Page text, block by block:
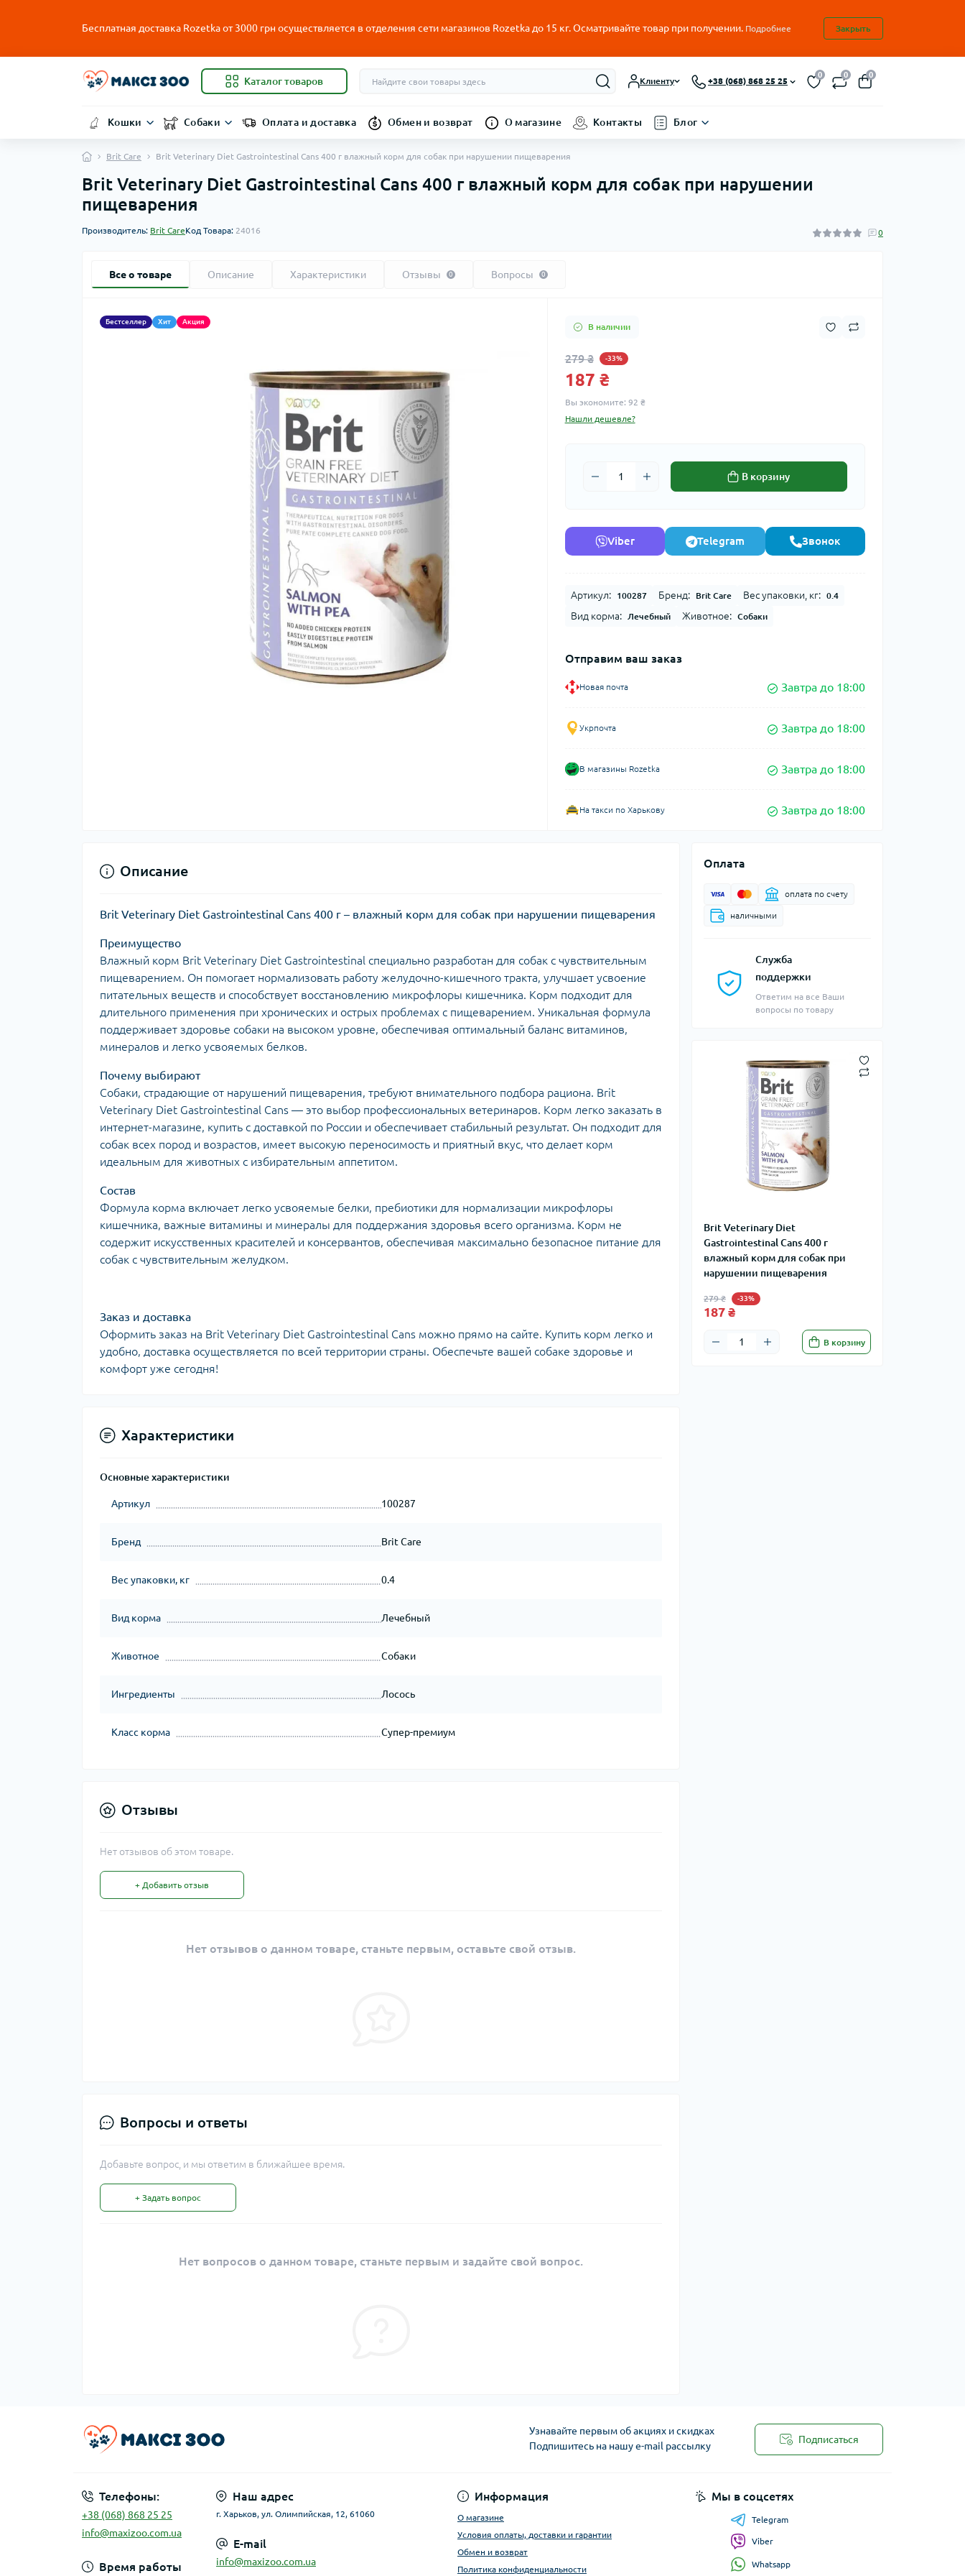
Бесплатная доставка Rozetka от3000 грн осуществляется в отделения сети магазинов Rozetka до 15 кг. Осматривайте товар при получении. Подробнее Закрыть
Каталог товаров Клиенту +38 (068) 868 25 25
0 0 0
Кошки Собаки Оплата и доставка Обмен и возврат О магазине Контакты Блог
Brit Care Brit Veterinary Diet Gastrointestinal Cans 400 г влажный корм для собак при нарушении пищеварения
Brit Veterinary Diet Gastrointestinal Cans 400 г влажный корм для собак при нарушении
пищеварения
Производитель: Brit CareКод Товара: 24016 0
Все о товаре Описание Характеристики Отзывы 0 Вопросы 0
Бестселлер Хит Акция
В наличии
279 ₴ -33%
187 ₴
Вы экономите: 92 ₴
Нашли дешевле?
В корзину
Viber Telegram Звонок
Артикул: 100287 Бренд: Brit Care Вес упаковки, кг: 0.4
Вид корма: Лечебный Животное: Собаки
Отправим ваш заказ
Новая почта Завтра до 18:00
Укрпочта Завтра до 18:00
В магазины Rozetka Завтра до 18:00
На такси по Харькову Завтра до 18:00
Оплата
оплата по счету
наличными
Служба
поддержки
Ответим на все Ваши
вопросы по товару
Brit Veterinary Diet
Gastrointestinal Cans 400 г
влажный корм для собак при
нарушении пищеварения
279 ₴ -33%
187 ₴
В корзину
Описание
Brit Veterinary Diet Gastrointestinal Cans 400 г – влажный корм для собак при нарушении пищеварения
Преимущество
Влажный корм Brit Veterinary Diet Gastrointestinal специально разработан для собак с чувствительным
пищеварением. Он помогает нормализовать работу желудочно-кишечного тракта, улучшает усвоение
питательных веществ и способствует восстановлению микрофлоры кишечника. Корм подходит для
длительного применения при хронических и острых проблемах с пищеварением. Уникальная формула
поддерживает здоровье собаки на высоком уровне, обеспечивая оптимальный баланс витаминов,
минералов и легко усвояемых белков.
Почему выбирают
Собаки, страдающие от нарушений пищеварения, требуют внимательного подбора рациона. Brit
Veterinary Diet Gastrointestinal Cans — это выбор профессиональных ветеринаров. Корм легко заказать в
интернет-магазине, купить с доставкой по России и обеспечивает стабильный результат. Он подходит для
собак всех пород и возрастов, имеет высокую переносимость и приятный вкус, что делает корм
идеальным для животных с избирательным аппетитом.
Состав
Формула корма включает легко усвояемые белки, пребиотики для нормализации микрофлоры
кишечника, важные витамины и минералы для поддержания здоровья всего организма. Корм не
содержит искусственных красителей и консервантов, обеспечивая максимально безопасное питание для
собак с чувствительным желудком.
Заказ и доставка
Оформить заказ на Brit Veterinary Diet Gastrointestinal Cans можно прямо на сайте. Купить корм легко и
удобно, доставка осуществляется по всей территории страны. Обеспечьте вашей собаке здоровье и
комфорт уже сегодня!
Характеристики
Основные характеристики
Артикул 100287
Бренд Brit Care
Вес упаковки, кг 0.4
Вид корма Лечебный
Животное Собаки
Ингредиенты Лосось
Класс корма Супер-премиум
Отзывы
Нет отзывов об этом товаре.
+ Добавить отзыв
Нет отзывов о данном товаре, станьте первым, оставьте свой отзыв.
Вопросы и ответы
Добавьте вопрос, и мы ответим в ближайшее время.
+ Задать вопрос
Нет вопросов о данном товаре, станьте первым и задайте свой вопрос.
Узнавайте первым об акциях и скидках
Подпишитесь на нашу e-mail рассылку
Подписаться
Телефоны:
+38 (068) 868 25 25
info@maxizoo.com.ua
Время работы
Наш адрес
г. Харьков, ул. Олимпийская, 12, 61060
E-mail
info@maxizoo.com.ua
Информация
О магазине
Условия оплаты, доставки и гарантии
Обмен и возврат
Политика конфиденциальности
Мы в соцсетях
Telegram
Viber
Whatsapp